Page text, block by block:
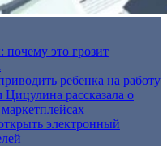
почему это грозит
ребенка на работу
рассказала о
электронный